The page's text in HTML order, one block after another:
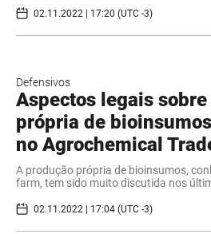
02.11.2022 | 17:20 (UTC -3)
Defensivos
Aspectos legais
própria de
no Agrochemical
A produção própria de bioinsumos,
farm, tem sido muito discutida nos
02.11.2022 | 17:04 (UTC -3)